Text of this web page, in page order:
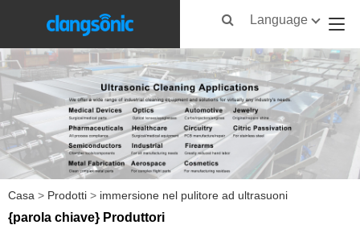
Language
Casa > Prodotti > immersione nel pulitore ad ultrasuoni
{parola chiave} Produttori